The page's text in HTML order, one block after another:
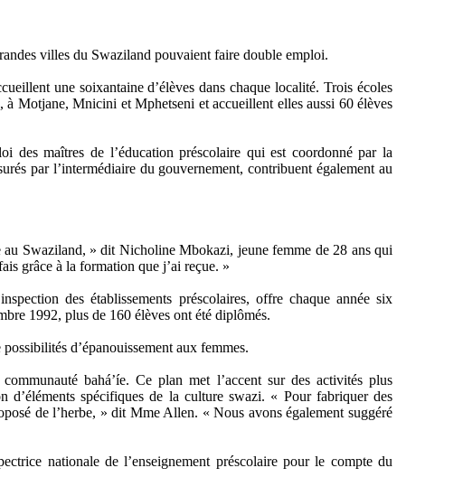
villes du Swaziland pouvaient faire double emploi.
une soixantaine d’élèves dans chaque localité. Trois écoles
à Motjane, Mnicini et Mphetseni et accueillent elles aussi 60 élèves
des maîtres de l’éducation préscolaire qui est coordonné par la
par l’intermédiaire du gouvernement, contribuent également au
au Swaziland, » dit Nicholine Mbokazi, jeune femme de 28 ans qui
grâce à la formation que j’ai reçue. »
des établissements préscolaires, offre chaque année six
1992, plus de 160 élèves ont été diplômés.
d’épanouissement aux femmes.
bahá’íe. Ce plan met l’accent sur des activités plus
d’éléments spécifiques de la culture swazi. « Pour fabriquer des
de l’herbe, » dit Mme Allen. « Nous avons également suggéré
nationale de l’enseignement préscolaire pour le compte du